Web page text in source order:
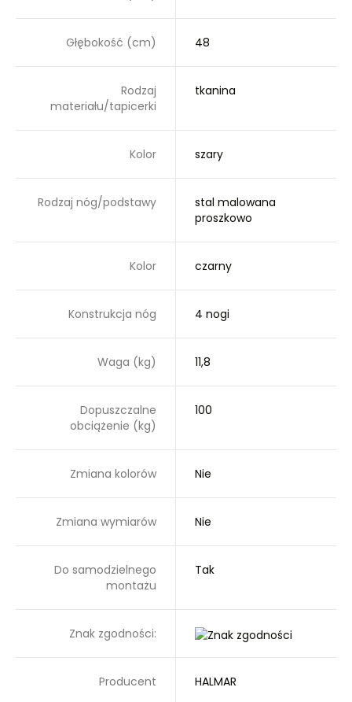
Głębokość (cm) 48
Rodzaj
materiału/tapicerki
tkanina
Kolor szary
Rodzaj nóg/podstawy
stal malowana
proszkowo
Kolor czarny
Konstrukcja nóg 4 nogi
Waga (kg) 11,8
Dopuszczalne
obciążenie (kg)
100
Zmiana kolorów Nie
Zmiana wymiarów Nie
Do samodzielnego
montażu
Tak
Znak zgodności:
Producent HALMAR